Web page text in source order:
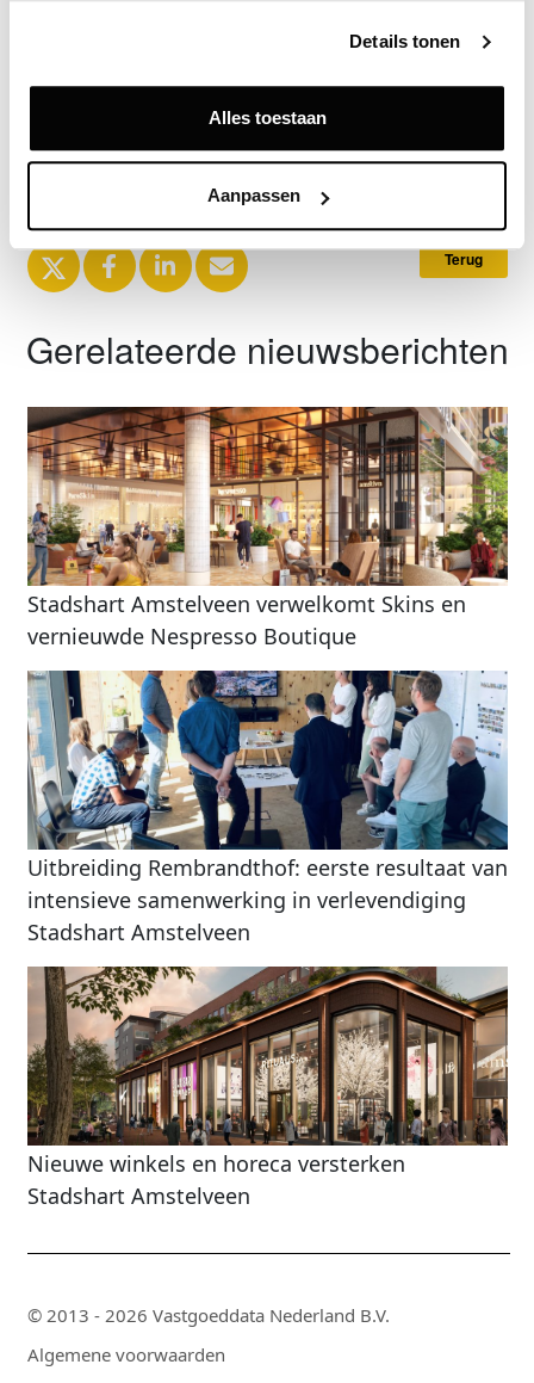
Details tonen
Alles toestaan
Aanpassen
Exclusief voor licentiehouders
Zie direct welke partijen en panden betrokken zijn bij dit nieuws.
Deze informatie is alleen beschikbaar voor licentiehouders van
Vastgoeddata.
Terug
Gerelateerde nieuwsberichten
Stadshart Amstelveen verwelkomt Skins en
vernieuwde Nespresso Boutique
Uitbreiding Rembrandthof: eerste resultaat van
intensieve samenwerking in verlevendiging
Stadshart Amstelveen
Nieuwe winkels en horeca versterken
Stadshart Amstelveen
© 2013 - 2026 Vastgoeddata Nederland B.V.
Algemene voorwaarden